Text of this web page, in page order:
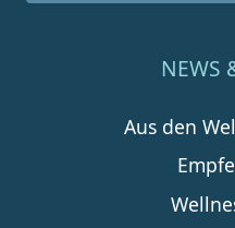
NEWS
Aus den